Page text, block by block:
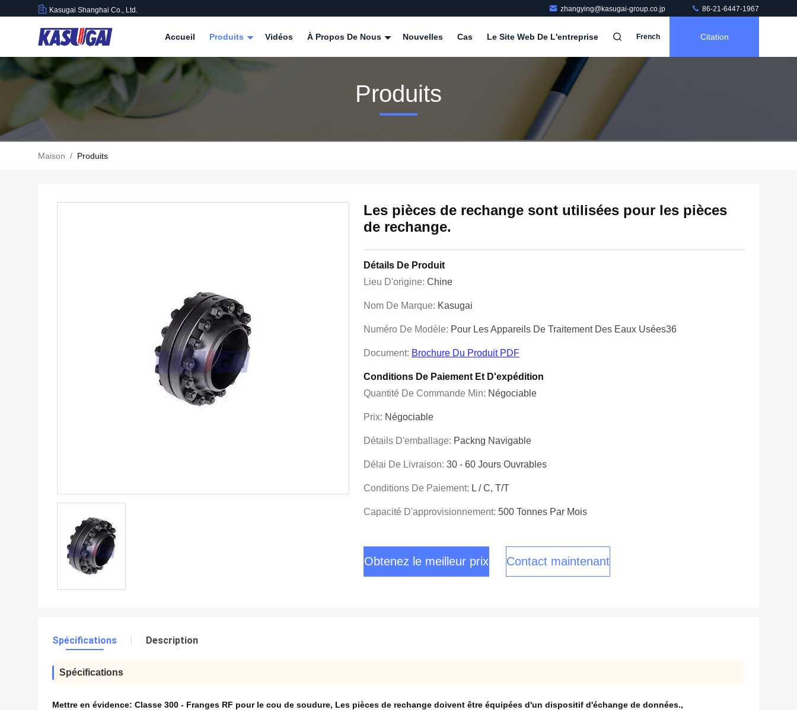
Kasugai Shanghai Co., Ltd. zhangying@kasugai-group.co.jp 86-21-6447-1967
Accueil Produits Vidéos À Propos De Nous Nouvelles Cas Le Site Web De L'entreprise French Citation
Produits
Maison / Produits
Les pièces de rechange sont utilisées pour les pièces
de rechange.
Détails De Produit
Lieu D'origine: Chine
Nom De Marque: Kasugai
Numéro De Modèle: Pour Les Appareils De Traitement Des Eaux Usées36
Document: Brochure Du Produit PDF
Conditions De Paiement Et D'expédition
Quantité De Commande Min: Négociable
Prix: Négociable
Détails D'emballage: Packng Navigable
Délai De Livraison: 30 - 60 Jours Ouvrables
Conditions De Paiement: L / C, T/T
Capacité D'approvisionnement: 500 Tonnes Par Mois
Obtenez le meilleur prix Contact maintenant
Spécifications Description
Spécifications
Mettre en évidence: Classe 300 - Franges RF pour le cou de soudure, Les pièces de rechange doivent être équipées d'un dispositif d'échange de données.,